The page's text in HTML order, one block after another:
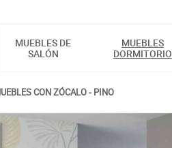
MUEBLES DE
SALÓN
MUEBLES
DORMITORIO
CON ZÓCALO - PINO